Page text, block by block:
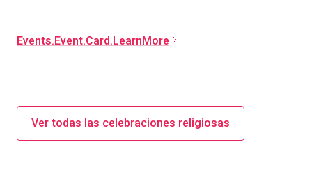
Events.Event.Card.LearnMore
Ver todas las celebraciones religiosas